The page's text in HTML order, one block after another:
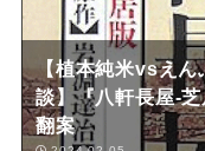
【植本純米vsえん
談】『八軒長屋-
翻案